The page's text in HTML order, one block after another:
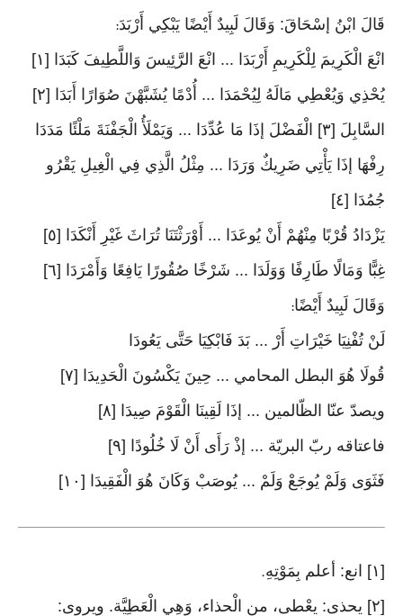
قَالَ ابْنُ إسْحَاقَ: وَقَالَ لَبِيدٌ أَيْضًا يَبْكِي أَرْبَدَ:
انْعَ الْكَرِيمَ لِلْكَرِيمِ أَرْبَدَا ... انْعَ الرَّئِيسَ وَاللَّطِيفَ كَبَدَا [١]
يُحْذِي وَيُعْطِي مَالَهُ لِيُحْمَدَا ... أُدْمًا يُشَبَّهْنَ صُوَارًا أَبَدَا [٢]
السَّابِلَ [٣] الْفَضْلَ إذَا مَا عُدِّدَا ... وَيَمْلَأُ الْجَفْنَةَ مَلْئًا مَدَدَا
رِفْهَا إذَا يَأْتِي ضَرِيكٌ وَرَدَا ... مِثْلُ الَّذِي فِي الْغِيلِ يَقْرُو
جُمُدَا [٤]
يَزْدَادُ قُرْبًا مِنْهُمْ أَنْ يُوعَدَا ... أَوْرَثْتَنَا تُرَاثَ غَيْرِ أَنْكَدَا [٥]
غِبًّا وَمَالًا طَارِفًا وَوَلَدَا ... شَرْخًا صُقُورًا يَافِعًا وَأَمْرَدَا [٦]
وَقَالَ لَبِيدٌ أَيْضًا:
لَنْ تُفْنِيَا خَيْرَاتِ أَرْ ... بَدَ فَابْكِيَا حَتَّى يَعُودَا
قُولَا هُوَ البطل المحامي ... حِينَ يَكْسُونَ الْحَدِيدَا [٧]
ويصدّ عنّا الظّالمين ... إذَا لَقِينَا الْقَوْمَ صِيدَا [٨]
فاعتاقه ربّ البريّة ... إذْ رَأَى أَنْ لَا خُلُودًا [٩]
فَثَوَى وَلَمْ يُوجَعْ وَلَمْ ... يُوصَبْ وَكَانَ هُوَ الْفَقِيدَا [١٠]
[١] انع: أعلم بِمَوْتِهِ .
[٢] يحذى: يعْطى، من الْحذاء، وَهِي الْعَطِيَّة. ويروى: